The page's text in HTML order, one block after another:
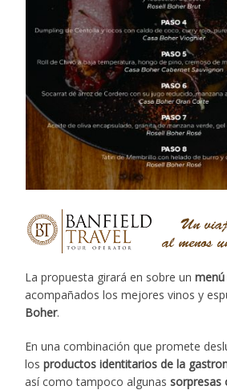
La propuesta girará en sobre un
acompañados los mejores vinos y
Boher.
En una combinación que promete
los productos identitarios de la
así como tampoco algunassorpresas